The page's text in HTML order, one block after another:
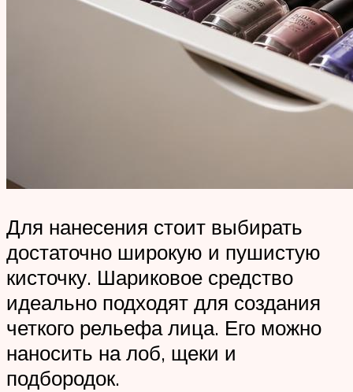
Для нанесения стоит выбирать
достаточно широкую и пушистую
кисточку. Шариковое средство
идеально подходят для создания
четкого рельефа лица. Его можно
наносить на лоб, щеки и
подбородок.